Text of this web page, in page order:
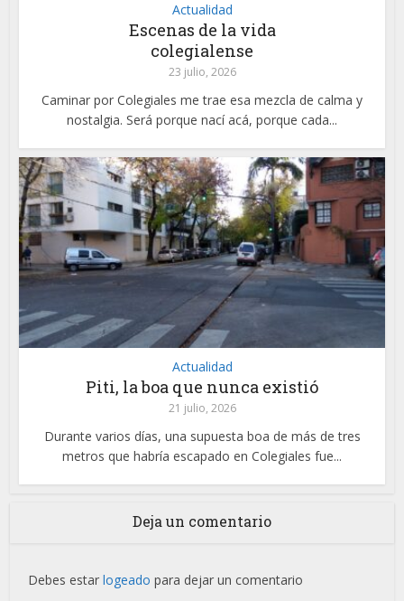
Actualidad
Escenas de la vida
colegialense
23 julio, 2026
Caminar por Colegiales me trae esa mezcla de calma y
nostalgia. Será porque nací acá, porque cada...
Actualidad
Piti, la boa que nunca existió
21 julio, 2026
Durante varios días, una supuesta boa de más de tres
metros que habría escapado en Colegiales fue...
Deja un comentario
Debes estarlogeado para dejar un comentario